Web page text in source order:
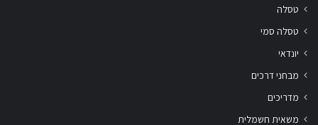
טסלה
טסלה סמי
יונדאי
מבחני דרכים
מדריכים
משאית חשמלית